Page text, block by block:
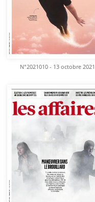
N°2021010 - 13 octobre 2021